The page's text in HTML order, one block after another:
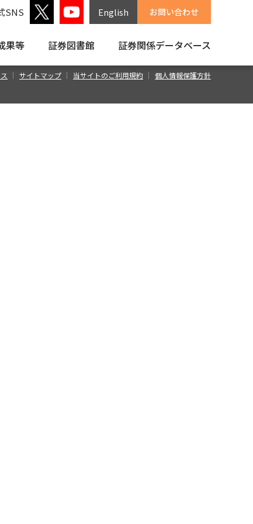
SNS English お問い合わせ
果等 証券図書館 証券関係データベース
サイトマップ 当サイトのご利用規約 個人情報保護方針